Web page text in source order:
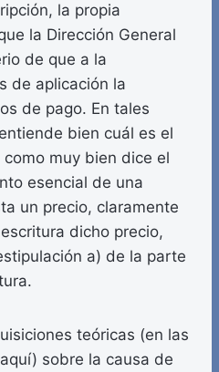
la propia
la Dirección General
de que a la
de aplicación la
de pago. En tales
bien cuál es el
muy bien dice el
esencial de una
un precio, claramente
dicho precio,
a) de la parte
teóricas (en las
sobre la causa de